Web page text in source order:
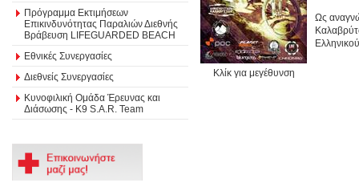
Πρόγραμμα Εκτιμήσεων
Επικινδυνότητας Παραλιών Διεθνής
Βράβευση LIFEGUARDED BEACH
Εθνικές Συνεργασίες
Διεθνείς Συνεργασίες
Κυνοφιλική Ομάδα Έρευνας και
Διάσωσης - Κ9 S.A.R. Team
Κλίκ για μεγέθυνση
Ως